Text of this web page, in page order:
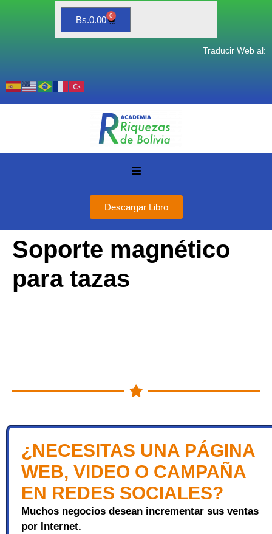
Bs.0.00 0
Traducir Web al:
Descargar Libro
Soporte magnético
para tazas
¿NECESITAS UNA PÁGINA
WEB, VIDEO O CAMPAÑA
EN REDES SOCIALES?
Muchos negocios desean incrementar sus ventas
por Internet.